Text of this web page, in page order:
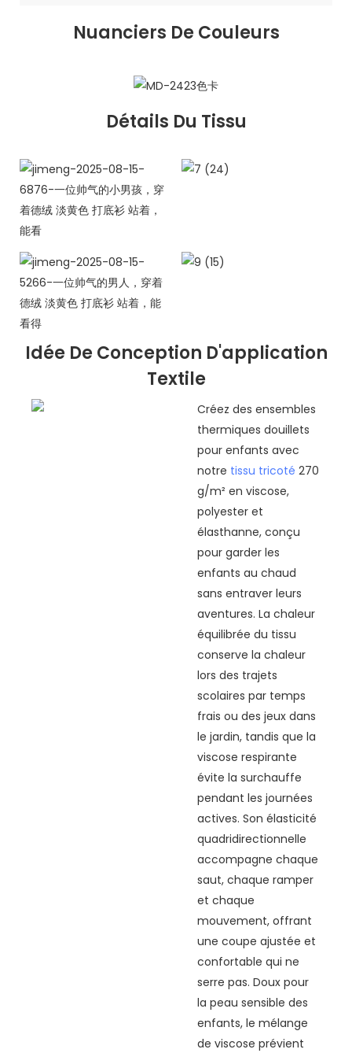
Nuanciers De Couleurs
Détails Du Tissu
Idée De Conception D'application
Textile
Créez des ensembles
thermiques douillets
pour enfants avec
notre tissu tricoté 270
g/m² en viscose,
polyester et
élasthanne, conçu
pour garder les
enfants au chaud
sans entraver leurs
aventures. La chaleur
équilibrée du tissu
conserve la chaleur
lors des trajets
scolaires par temps
frais ou des jeux dans
le jardin, tandis que la
viscose respirante
évite la surchauffe
pendant les journées
actives. Son élasticité
quadridirectionnelle
accompagne chaque
saut, chaque ramper
et chaque
mouvement, offrant
une coupe ajustée et
confortable qui ne
serre pas. Doux pour
la peau sensible des
enfants, le mélange
de viscose prévient